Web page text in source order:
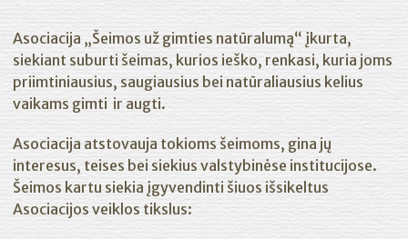
Asociacija „Šeimos už gimties natūralumą“ įkurta,
siekiant suburti šeimas, kurios ieško, renkasi, kuria joms
priimtiniausius, saugiausius bei natūraliausius kelius
vaikams gimti ir augti.
Asociacija atstovauja tokioms šeimoms, gina jų
interesus, teises bei siekius valstybinėse institucijose.
Šeimos kartu siekia įgyvendinti šiuos išsikeltus
Asociacijos veiklos tikslus: